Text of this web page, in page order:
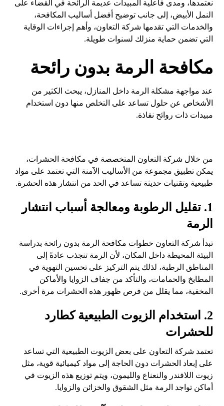
نعتمدها، ومدى فاعلية المبيدات عديمة الرائحة في القضاء على
النمل الأبيض، إلى جانب توضيح أفضل أساليب المكافحة،
والخدمات التي تقدمها شركة التعاون، وأهم إجراءات الوقاية
التي تضمن حماية منزلك لسنوات طويلة.
مكافحة الرمة بدون رائحة
عند مواجهة مشكلة الرمة داخل المنازل، يبحث الكثير من
الأشخاص عن حلول تساعد على التخلص منها دون استخدام
مبيدات ذات روائح نفاذة.
من خلال شركة التعاون المتخصصة في مكافحة الحشرات،
يمكن تطبيق مجموعة من الأساليب الآمنة التي تعتمد على مواد
طبيعية وتقنيات حديثة تساعد في الحد من انتشار هذه الحشرة.
1. تقليل الرطوبة ومعالجة أسباب انتشار
الرمة
تبدأ شركة التعاون خطوات مكافحة الرمة بدون رائحة بدراسة
البيئة المحيطة داخل المكان، لأن الرمة تنجذب عادةً إلى
المناطق الرطبة، لذلك يتم التركيز على تحسين التهوية في
المطابخ والحمامات، والتأكد من جفاف الزوايا والأماكن
المخفية، مما يقلل من فرص ظهور هذه الحشرات مرة أخرى.
2. استخدام الزيوت الطبيعية كطارد
للحشرات
تعتمد شركة التعاون على بعض الزيوت الطبيعية التي تساعد
على إبعاد الحشرات دون الحاجة إلى مواد كيميائية قوية، مثل
زيوت اللافندر والنعناع والليمون، ويتم توزيع هذه الزيوت في
أماكن تواجد الرمة مثل الشقوق والخزائن والزوايا.